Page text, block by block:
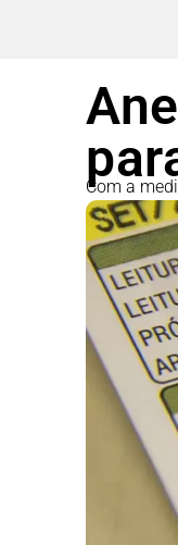
Com a